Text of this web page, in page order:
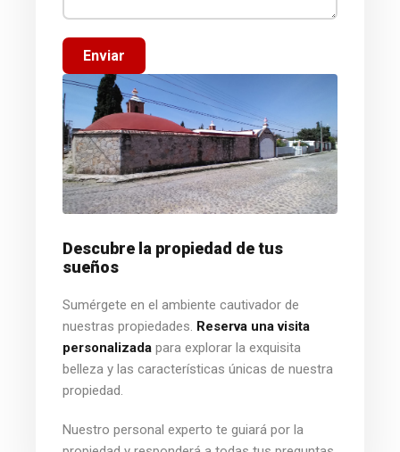
Enviar
Descubre la propiedad de tus
sueños
Sumérgete en el ambiente cautivador de
nuestras propiedades. Reserva una visita
personalizada para explorar la exquisita
belleza y las características únicas de nuestra
propiedad.
Nuestro personal experto te guiará por la